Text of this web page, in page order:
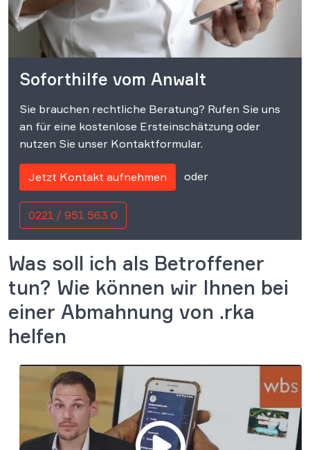
Soforthilfe vom Anwalt
Sie brauchen rechtliche Beratung? Rufen Sie uns
an für eine kostenlose Ersteinschätzung oder
nutzen Sie unser Kontaktformular.
Jetzt Kontakt aufnehmen oder
0221 / 951 563 0
Was soll ich als Betroffener
tun? Wie können wir Ihnen bei
einer Abmahnung von .rka
helfen